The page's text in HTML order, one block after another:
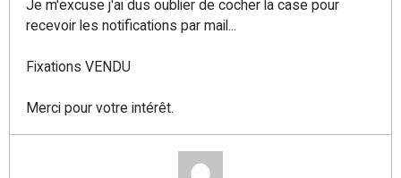
Je m'excuse j'ai dus oublier de cocher la case pour
recevoir les notifications par mail...
Fixations VENDU
Merci pour votre intérêt.